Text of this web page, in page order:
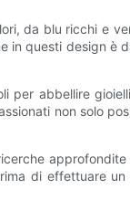
da blu ricchi e
in questi design è
per abbellire
non solo
di effettuare